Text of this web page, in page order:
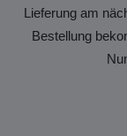
Lieferung am
Bestellung